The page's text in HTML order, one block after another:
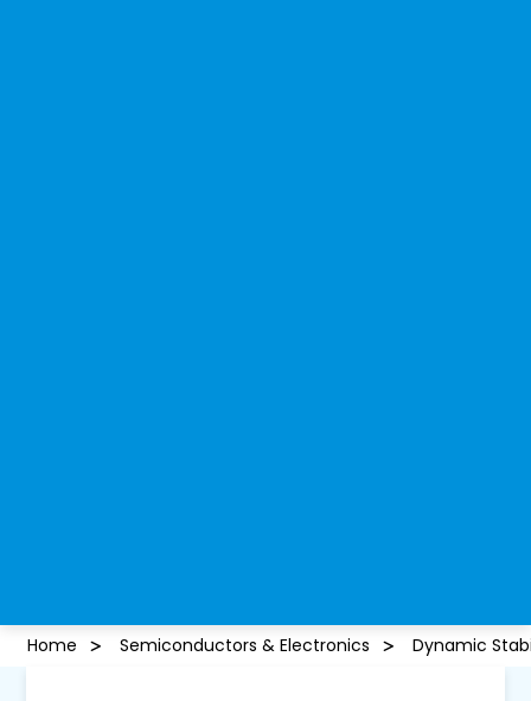
Home Semiconductors & Electronics Dynamic